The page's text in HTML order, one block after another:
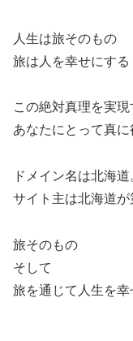
人生は旅そのもの
旅は人を幸せにする
この絶対真理を実
あなたにとって真に
ドメイン名は北海道
サイト主は北海道が
旅そのもの
そして
旅を通じて人生を幸